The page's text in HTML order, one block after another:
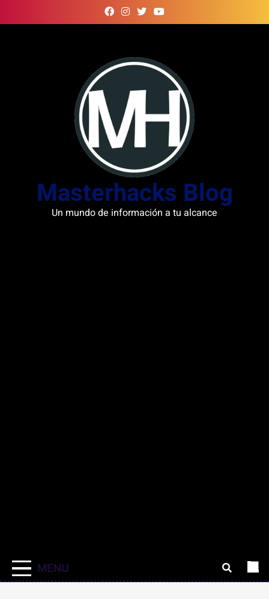
to
Masterhacks Blog
Un mundo de información a tu alcance
MENU